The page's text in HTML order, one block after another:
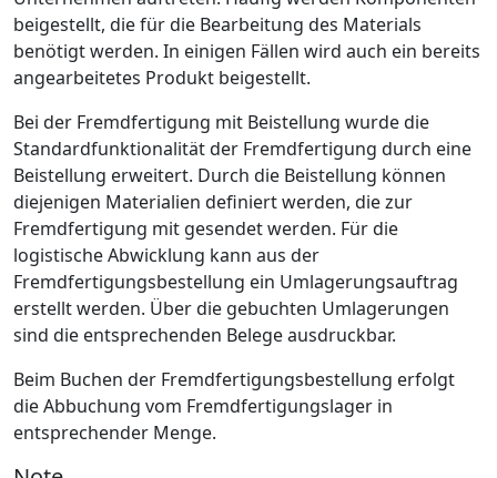
beigestellt, die für die Bearbeitung des Materials
benötigt werden. In einigen Fällen wird auch ein bereits
angearbeitetes Produkt beigestellt.
Bei der Fremdfertigung mit Beistellung wurde die
Standardfunktionalität der Fremdfertigung durch eine
Beistellung erweitert. Durch die Beistellung können
diejenigen Materialien definiert werden, die zur
Fremdfertigung mit gesendet werden. Für die
logistische Abwicklung kann aus der
Fremdfertigungsbestellung ein Umlagerungsauftrag
erstellt werden. Über die gebuchten Umlagerungen
sind die entsprechenden Belege ausdruckbar.
Beim Buchen der Fremdfertigungsbestellung erfolgt
die Abbuchung vom Fremdfertigungslager in
entsprechender Menge.